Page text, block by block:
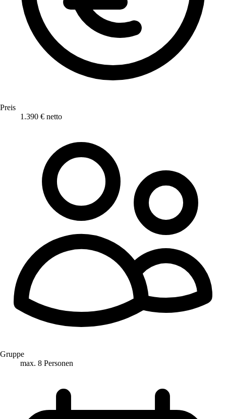
Preis
1.390 € netto
Gruppe
max. 8 Personen